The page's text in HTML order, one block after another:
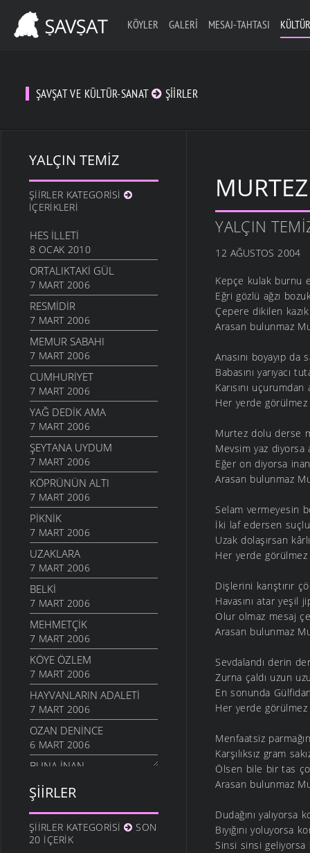
KÖYLER GALERI MESAJ-TAHTASI
ŞAVŞAT VE KÜLTÜR-SANAT ŞIIRLER
YALÇIN TEMIZ
ŞIIRLER KATEGORISI
İÇERIKLERI
HES İLLETI
8 OCAK 2010
ORTALIKTAKI GÜL
7 MART 2006
RESMIDIR
7 MART 2006
MEMUR SABAHI
7 MART 2006
CUMHURIYET
7 MART 2006
YAĞ DEDIK AMA
7 MART 2006
ŞEYTANA UYDUM
7 MART 2006
KÖPRÜNÜN ALTI
7 MART 2006
PIKNIK
7 MART 2006
UZAKLARA
7 MART 2006
BELKI
7 MART 2006
MEHMETÇIK
7 MART 2006
KÖYE ÖZLEM
7 MART 2006
HAYVANLARIN ADALETI
7 MART 2006
OZAN DENINCE
6 MART 2006
BUNA İNAN
NASIL OLUR
6 MART 2006
İHTIYAR İNSAN
ŞIIRLER
ŞIIRLER KATEGORISI
SON
20 İÇERIK
MURTEZ
YALÇIN
12 AĞUSTOS 2004
Kepçe kulak burnu
Eğri gözlü ağzı
Çepere dikilen
Arasan bulunmaz
Anasını boyayıp da
Babasını yarıyacı
Karısını uçurumdan
Her yerde
Murtez dolu derse
Mevsim yaz diyorsa
Eğer on diyorsa
Arasan bulunmaz
Selam vermeyesin
İki laf edersen suçlu
Uzak dolaşırsan
Her yerde
Dişlerini karıştırır
Havasını atar yeşil
Olur olmaz mesaj
Arasan bulunmaz
Sevdalandı derin
Zurna çaldı uzun
En sonunda
Her yerde
Menfaatsiz
Karşılıksız gram
Ölsen bile bir tas
Arasan bulunmaz
Dudağını yalıyorsa
Bıyığını yoluyorsa
Sinsi sinsi geliyorsa